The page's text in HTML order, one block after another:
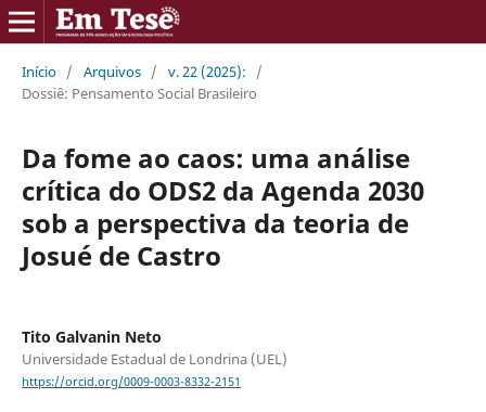
Início / Arquivos / v. 22 (2025):
/
Dossiê: Pensamento Social Brasileiro
Da fome ao caos: uma análise
crítica do ODS2 da Agenda 2030
sob a perspectiva da teoria de
Josué de Castro
Tito Galvanin Neto
Universidade Estadual de Londrina (UEL)
https://orcid.org/0009-0003-8332-2151